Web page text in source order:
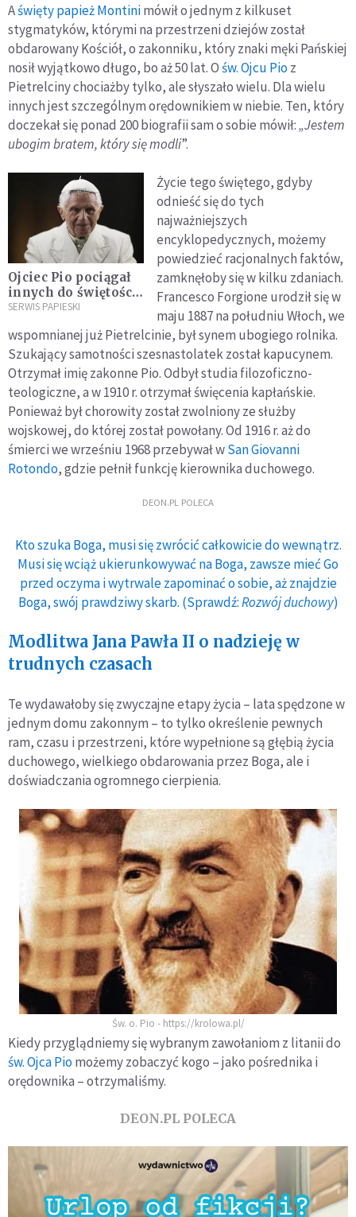
Aświęty papież Montinimówił o jednym z kilkuset
stygmatyków, którymi na przestrzeni dziejów został
obdarowany Kościół, o zakonniku, który znaki męki Pańskiej
nosił wyjątkowo długo, bo aż 50 lat. Ośw. Ojcu Pioz
Pietrelciny chociażby tylko, ale słyszało wielu. Dla wielu
innych jest szczególnym orędownikiem w niebie. Ten, który
doczekał się ponad 200 biografii sam o sobie mówił:„Jestem
ubogim bratem, który się modli”.
Ojciec Pio pociągał
innych do świętości
poprzez modlitwę i
SERWIS PAPIESKI
Życie tego świętego, gdyby
odnieść się do tych
najważniejszych
encyklopedycznych, możemy
powiedzieć racjonalnych faktów,
zamknęłoby się w kilku zdaniach.
Francesco Forgione urodził się w
maju 1887 na południu Włoch, we
wspomnianej już Pietrelcinie, był synem ubogiego rolnika.
Szukający samotności szesnastolatek został kapucynem.
Otrzymał imię zakonne Pio. Odbył studia filozoficzno-
teologiczne, a w 1910 r. otrzymał święcenia kapłańskie.
Ponieważ był chorowity został zwolniony ze służby
wojskowej, do której został powołany. Od 1916 r. aż do
śmierci we wrześniu 1968 przebywał wSan Giovanni
Rotondo, gdzie pełnił funkcję kierownika duchowego.
DEON.PL POLECA
Kto szuka Boga, musi się zwrócić całkowicie do wewnątrz.
Musi się wciąż ukierunkowywać na Boga, zawsze mieć Go
przed oczyma i wytrwale zapominać o sobie, aż znajdzie
Boga, swój prawdziwy skarb. (Sprawdź:Rozwój duchowy)
Modlitwa Jana Pawła II o nadzieję w
trudnych czasach
Te wydawałoby się zwyczajne etapy życia – lata spędzone w
jednym domu zakonnym – to tylko określenie pewnych
ram, czasu i przestrzeni, które wypełnione są głębią życia
duchowego, wielkiego obdarowania przez Boga, ale i
doświadczania ogromnego cierpienia.
Św. o. Pio - https://krolowa.pl/
Kiedy przyglądniemy się wybranym zawołaniom z litanii do
św. Ojca Piomożemy zobaczyć kogo – jako pośrednika i
orędownika – otrzymaliśmy.
DEON.PL POLECA